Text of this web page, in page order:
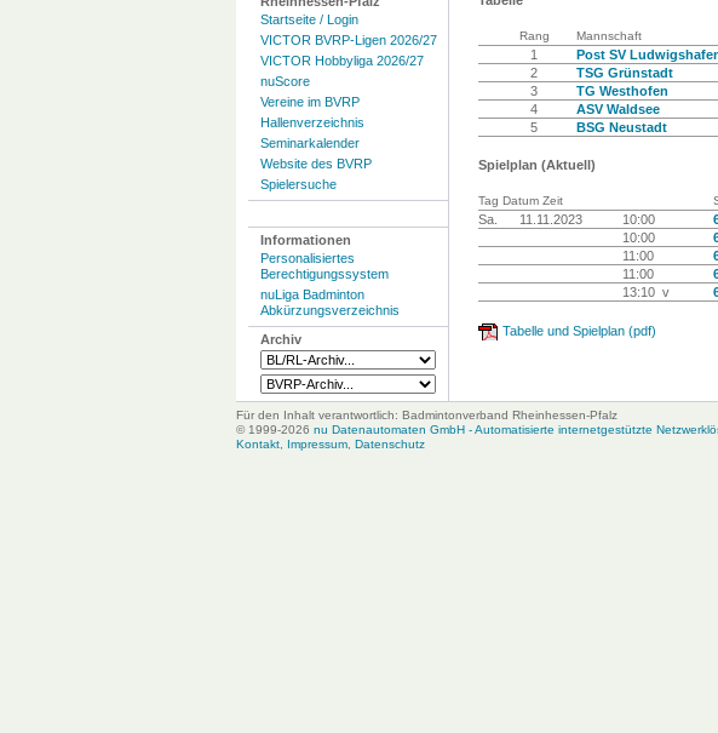
Startseite / Login
VICTOR BVRP-Ligen 2026/27
VICTOR Hobbyliga 2026/27
nuScore
Vereine im BVRP
Hallenverzeichnis
Seminarkalender
Website des BVRP
Spielersuche
Informationen
Personalisiertes
Berechtigungssystem
nuLiga Badminton
Abkürzungsverzeichnis
Archiv
Rang Mannschaft
1 Post SV
2
TSG Grünstadt
3
TG Westhofen
4
ASV Waldsee
5
BSG Neustadt
Spielplan (Aktuell)
Tag Datum Zeit
Sa. 11.11.2023 10:00
10:00
11:00
11:00
13:10 v
Tabelle und Spielplan (pdf)
Für den Inhalt verantwortlich: Badmintonverband Rheinhessen-Pfalz
© 1999-2026 nu Datenautomaten GmbH - Automatisierte internetgestützte
Kontakt, Impressum, Datenschutz